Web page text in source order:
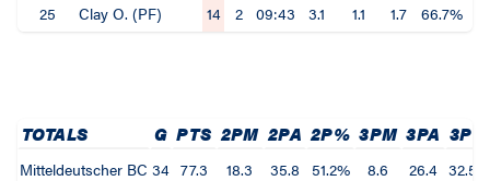
25
Clay O. (PF) 14 2 09:43 3.1 1.1 1.7 66.7%
TOTALS G PTS 2PM 2PA 2P% 3PM 3PA 3P%
Mitteldeutscher BC 34 77.3 18.3 35.8 51.2% 8.6 26.4 32.5%